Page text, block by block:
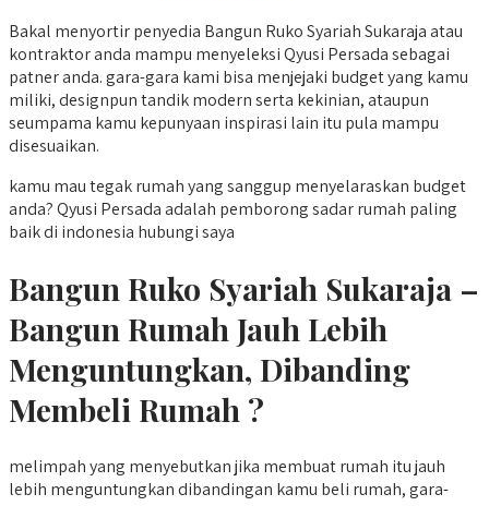
Bakal menyortir penyedia Bangun Ruko Syariah Sukaraja atau
kontraktor anda mampu menyeleksi Qyusi Persada sebagai
patner anda. gara-gara kami bisa menjejaki budget yang kamu
miliki, designpun tandik modern serta kekinian, ataupun
seumpama kamu kepunyaan inspirasi lain itu pula mampu
disesuaikan.
kamu mau tegak rumah yang sanggup menyelaraskan budget
anda? Qyusi Persada adalah pemborong sadar rumah paling
baik di indonesia hubungi saya
Bangun Ruko Syariah Sukaraja –
Bangun Rumah Jauh Lebih
Menguntungkan, Dibanding
Membeli Rumah ?
melimpah yang menyebutkan jika membuat rumah itu jauh
lebih menguntungkan dibandingan kamu beli rumah, gara-